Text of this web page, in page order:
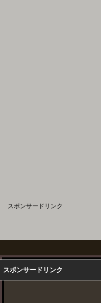
スポンサードリンク
スポンサードリンク